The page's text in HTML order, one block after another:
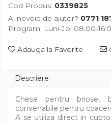
Diverse
Cod Produs: 0339825
Ai nevoie de ajutor? 0771
Program: Luni-Joi 08:00-
Adauga la Favorite
Descriere
Chese pentru briose,
convenabile pentru
A se utiliza direct in